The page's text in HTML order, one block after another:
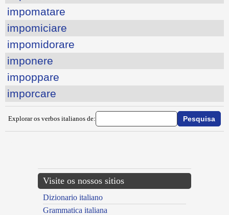
impomatare
impomiciare
impomidorare
imponere
impoppare
imporcare
Explorar os verbos italianos de:
Visite os nossos sitios
Dizionario italiano
Grammatica italiana